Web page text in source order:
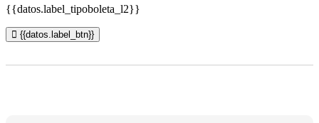
{{datos.label_tipoboleta_l2}}
{{datos.label_btn}}